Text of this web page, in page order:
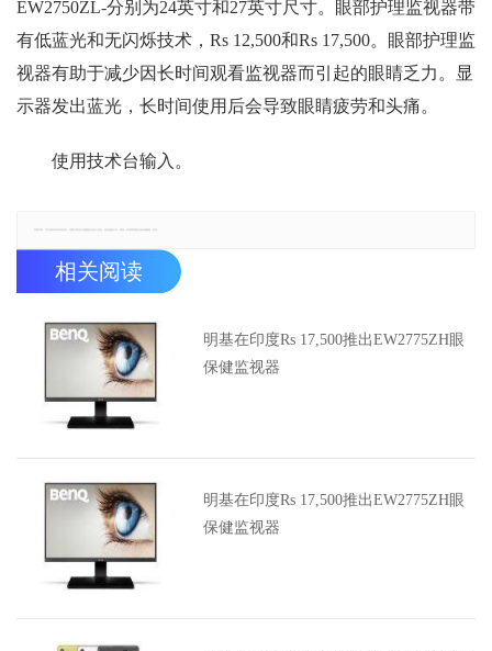
EW2750ZL-分别为24英寸和27英寸尺寸。眼部护理监视器带
有低蓝光和无闪烁技术，Rs 12,500和Rs 17,500。眼部护理监
视器有助于减少因长时间观看监视器而引起的眼睛乏力。显
示器发出蓝光，长时间使用后会导致眼睛疲劳和头痛。
使用技术台输入。
相关阅读
明基在印度Rs 17,500推出EW2775ZH眼
保健监视器
明基在印度Rs 17,500推出EW2775ZH眼
保健监视器